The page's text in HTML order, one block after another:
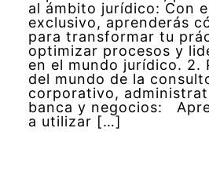
al ámbito jurídico: Con
exclusivo, aprenderás
para transformar tu
optimizar procesos y
en el mundo jurídico. 2.
del mundo de la
corporativo,
banca y negocios:
a utilizar […]